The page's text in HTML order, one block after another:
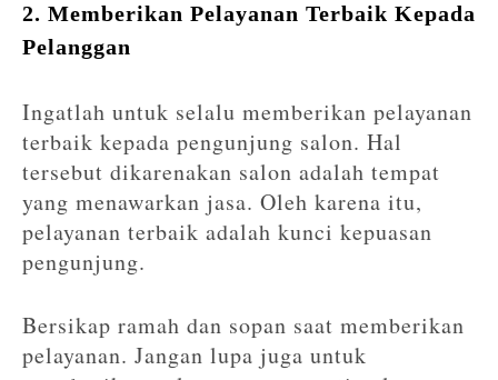
2. Memberikan Pelayanan Terbaik Kepada
Pelanggan
Ingatlah untuk selalu memberikan pelayanan
terbaik kepada pengunjung salon. Hal
tersebut dikarenakan salon adalah tempat
yang menawarkan jasa. Oleh karena itu,
pelayanan terbaik adalah kunci kepuasan
pengunjung.
Bersikap ramah dan sopan saat memberikan
pelayanan. Jangan lupa juga untuk